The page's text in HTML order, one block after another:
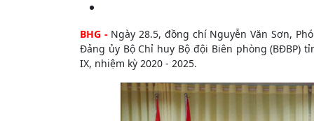
BHG -Ngày 28.5, đồng chí Nguyễn Văn Sơn,
Đảng ủy Bộ Chỉ huy Bộ đội Biên phòng (BĐBP)
IX, nhiệm kỳ 2020 - 2025.